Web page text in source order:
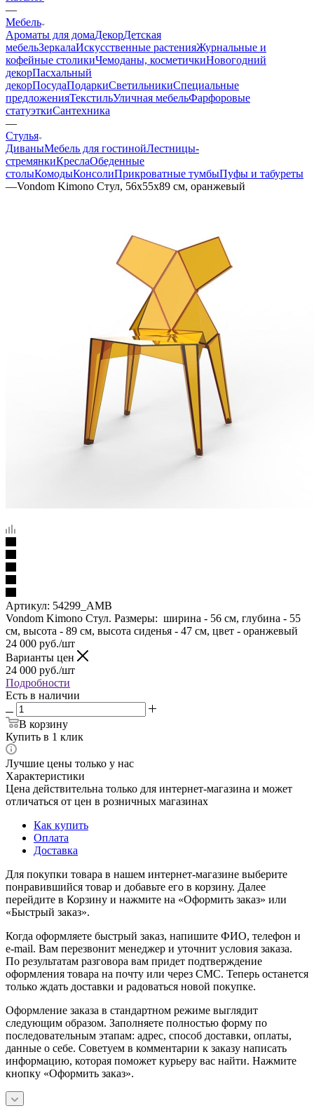
—
Мебель
Ароматы для домаДекорДетская
мебельЗеркалаИскусственные растенияЖурнальные и
кофейные столикиЧемоданы, косметичкиНовогодний
декорПасхальный
декорПосудаПодаркиСветильникиСпециальные
предложенияТекстильУличная мебельФарфоровые
статуэткиСантехника
—
Стулья
ДиваныМебель для гостинойЛестницы-
стремянкиКреслаОбеденные
столыКомодыКонсолиПрикроватные тумбыПуфы и табуреты
—Vondom Kimono Стул, 56х55х89 см, оранжевый
Артикул: 54299_AMB
Vondom Kimono Стул. Размеры: ширина - 56 см, глубина - 55
см, высота - 89 см, высота сиденья - 47 см, цвет - оранжевый
24 000 руб./шт
Варианты цен
24 000 руб./шт
Подробности
Есть в наличии
В корзину
Купить в 1 клик
Лучшие цены только у нас
Характеристики
Цена действительна только для интернет-магазина и может
отличаться от цен в розничных магазинах
Как купить
Оплата
Доставка
Для покупки товара в нашем интернет-магазине выберите
понравившийся товар и добавьте его в корзину. Далее
перейдите в Корзину и нажмите на «Оформить заказ» или
«Быстрый заказ».
Когда оформляете быстрый заказ, напишите ФИО, телефон и
e-mail. Вам перезвонит менеджер и уточнит условия заказа.
По результатам разговора вам придет подтверждение
оформления товара на почту или через СМС. Теперь останется
только ждать доставки и радоваться новой покупке.
Оформление заказа в стандартном режиме выглядит
следующим образом. Заполняете полностью форму по
последовательным этапам: адрес, способ доставки, оплаты,
данные о себе. Советуем в комментарии к заказу написать
информацию, которая поможет курьеру вас найти. Нажмите
кнопку «Оформить заказ».